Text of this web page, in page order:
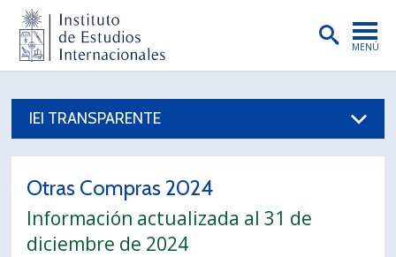
MENÚ
INSTITUTO
POSTGRADO
INVESTIGACIÓN
IEI TRANSPARENTE
Otras Compras 2024
Información actualizada al 31 de
diciembre de 2024